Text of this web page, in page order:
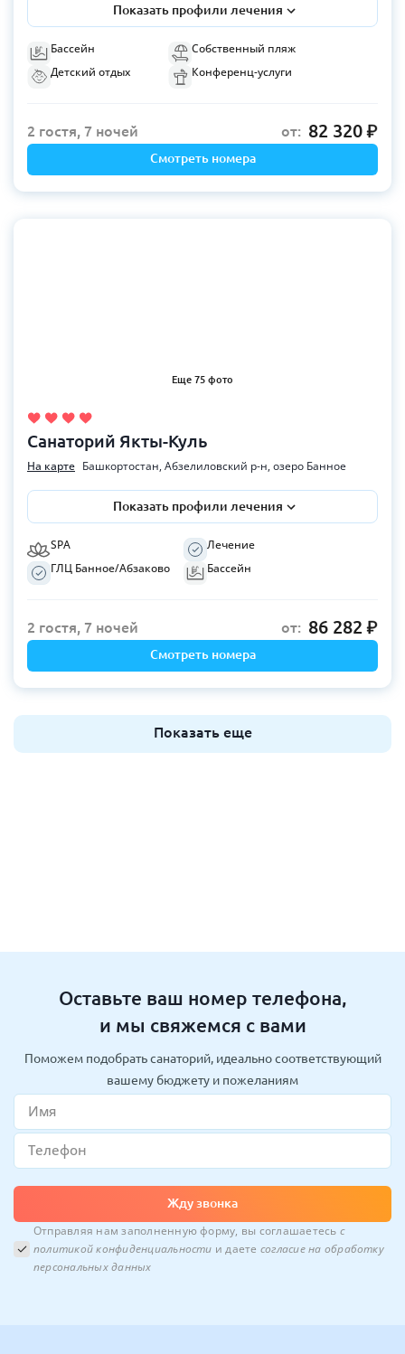
Показать профили лечения
Бассейн
Детский отдых
Собственный пляж
Конференц-услуги
2 гостя, 7 ночей от: 82 320
Смотреть номера
Еще 75 фото
Санаторий Якты-Куль
На карте Башкортостан, Абзелиловский р-н, озеро Банное
Показать профили лечения
SPA
ГЛЦ Банное/Абзаково
Лечение
Бассейн
2 гостя, 7 ночей от: 86 282
Смотреть номера
Показать еще
Оставьте ваш номер телефона,
и мы свяжемся с вами
Поможем подобрать санаторий, идеально соответствующий
вашему бюджету и пожеланиям
Жду звонка
Отправляя нам заполненную форму, вы соглашаетесь с
политикой конфиденциальности и даете согласие на обработку
персональных данных